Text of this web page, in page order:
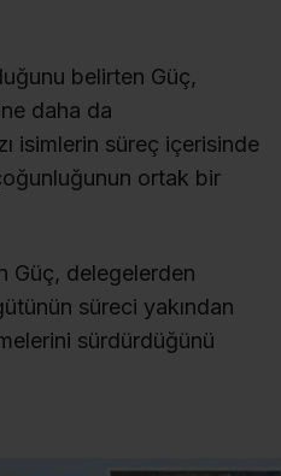
belirten Güç,
daha da
isimlerin süreç içerisinde
ortak bir
Güç, delegelerden
süreci yakından
sürdürdüğünü